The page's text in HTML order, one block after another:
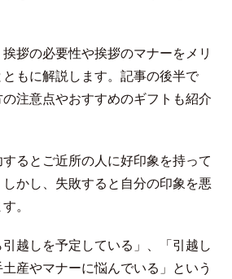
拶の必要性や挨拶のマナーをメリ
もに解説します。記事の後半で
注意点やおすすめのギフトも紹介
るとご近所の人に好印象を持って
かし、失敗すると自分の印象を悪
。
越しを予定している」、「引越し
産やマナーに悩んでいる」という